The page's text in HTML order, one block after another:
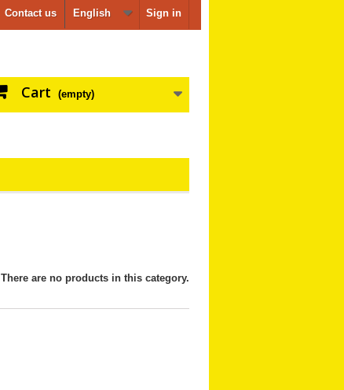
Sign in
English
Contact us
Cart (empty)
There are no products in this category.